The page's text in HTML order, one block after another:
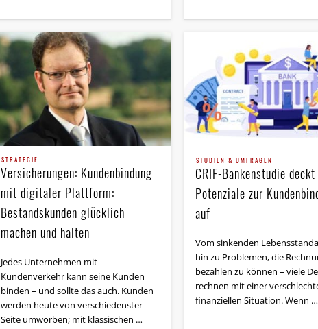
STRATEGIE
Versicherungen: Kundenbindung
mit digitaler Plattform:
Bestandskunden glücklich
machen und halten
Jedes Unternehmen mit
Kundenverkehr kann seine Kunden
binden – und sollte das auch. Kunden
werden heute von verschiedenster
Seite umworben; mit klassischen …
STUDIEN & UMFRAGEN
CRIF-Bankenstudie deckt
Potenziale zur
auf
Vom sinkenden
hin zu Problemen, die
bezahlen zu können – viele
rechnen mit einer
finanziellen Situation. Wenn …